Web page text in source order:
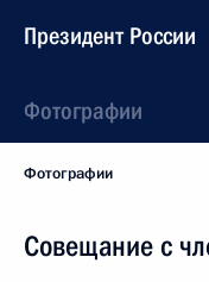
Президент России
Фотографии
Фотографии
Совещание с